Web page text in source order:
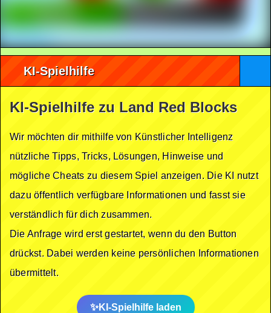
KI-Spielhilfe
KI-Spielhilfe zu Land Red Blocks
Wir möchten dir mithilfe von Künstlicher Intelligenz
nützliche Tipps, Tricks, Lösungen, Hinweise und
mögliche Cheats zu diesem Spiel anzeigen. Die KI nutzt
dazu öffentlich verfügbare Informationen und fasst sie
verständlich für dich zusammen.
Die Anfrage wird erst gestartet, wenn du den Button
drückst. Dabei werden keine persönlichen Informationen
übermittelt.
KI-Spielhilfe laden